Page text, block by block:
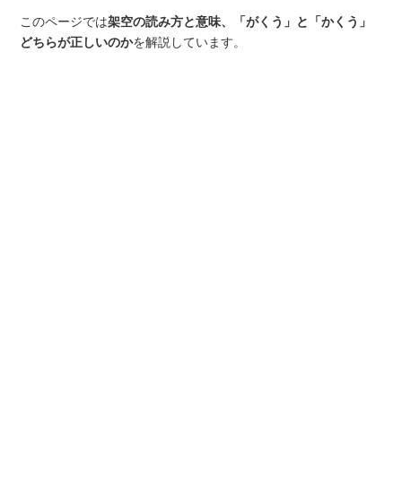
このページでは架空の読み方と意味、「がくう」と「かくう」
どちらが正しいのかを解説しています。